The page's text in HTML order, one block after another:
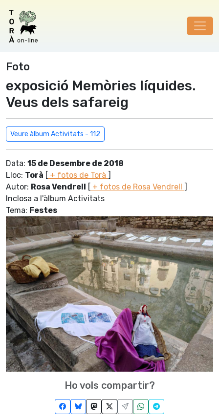
Foto
exposició Memòries líquides.
Veus dels safareig
Veure àlbum Activitats - 112
Data: 15 de Desembre de 2018
Lloc: Torà [ + fotos de Torà ]
Autor: Rosa Vendrell [ + fotos de Rosa Vendrell ]
Inclosa a l'àlbum Activitats
Tema: Festes
Ho vols compartir?